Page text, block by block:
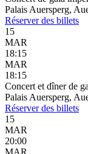
Palais Auersperg,
Réserverdes billets
15
MAR
18:15
MAR
18:15
Concert et dîner de
Palais Auersperg,
Réserverdes billets
15
MAR
20:00
MAR